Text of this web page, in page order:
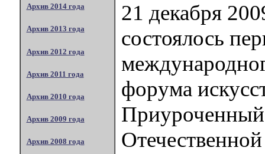
Архив 2014 года
Архив 2013 года
Архив 2012 года
Архив 2011 года
Архив 2010 года
Архив 2009 года
Архив 2008 года
21 декабря
состоялось
форума